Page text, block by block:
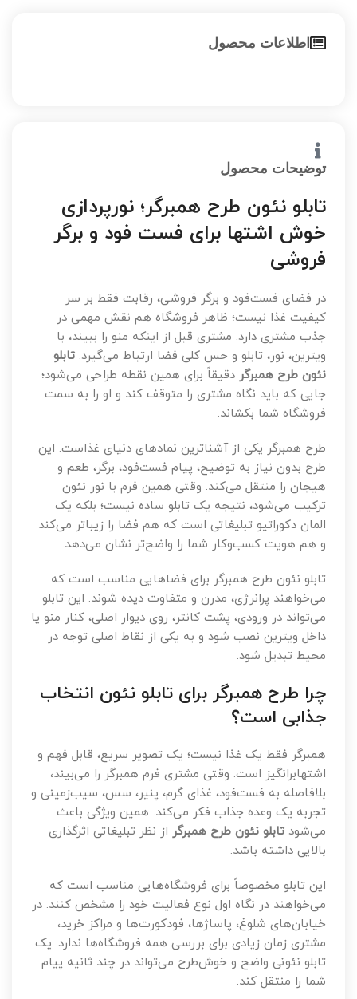
اطلاعات محصول
توضیحات محصول
تابلو نئون طرح همبرگر؛ نورپردازی
خوش اشتها برای فست فود و برگر
فروشی
در فضای فست‌فود و برگر فروشی، رقابت فقط بر سر
کیفیت غذا نیست؛ ظاهر فروشگاه هم نقش مهمی در
جذب مشتری دارد. مشتری قبل از اینکه منو را ببیند، با
ویترین، نور، تابلو و حس کلی فضا ارتباط می‌گیرد. تابلو
نئون طرح همبرگر دقیقاً برای همین نقطه طراحی می‌شود؛
جایی که باید نگاه مشتری را متوقف کند و او را به سمت
فروشگاه شما بکشاند.
طرح همبرگر یکی از آشناترین نمادهای دنیای غذاست. این
طرح بدون نیاز به توضیح، پیام فست‌فود، برگر، طعم و
هیجان را منتقل می‌کند. وقتی همین فرم با نور نئون
ترکیب می‌شود، نتیجه یک تابلو ساده نیست؛ بلکه یک
المان دکوراتیو تبلیغاتی است که هم فضا را زیباتر می‌کند
و هم هویت کسب‌وکار شما را واضح‌تر نشان می‌دهد.
تابلو نئون طرح همبرگر برای فضاهایی مناسب است که
می‌خواهند پرانرژی، مدرن و متفاوت دیده شوند. این تابلو
می‌تواند در ورودی، پشت کانتر، روی دیوار اصلی، کنار منو یا
داخل ویترین نصب شود و به یکی از نقاط اصلی توجه در
محیط تبدیل شود.
چرا طرح همبرگر برای تابلو نئون انتخاب
جذابی است؟
همبرگر فقط یک غذا نیست؛ یک تصویر سریع، قابل فهم و
اشتهابرانگیز است. وقتی مشتری فرم همبرگر را می‌بیند،
بلافاصله به فست‌فود، غذای گرم، پنیر، سس، سیب‌زمینی و
تجربه یک وعده جذاب فکر می‌کند. همین ویژگی باعث
می‌شود تابلو نئون طرح همبرگر از نظر تبلیغاتی اثرگذاری
بالایی داشته باشد.
این تابلو مخصوصاً برای فروشگاه‌هایی مناسب است که
می‌خواهند در نگاه اول نوع فعالیت خود را مشخص کنند. در
خیابان‌های شلوغ، پاساژها، فودکورت‌ها و مراکز خرید،
مشتری زمان زیادی برای بررسی همه فروشگاه‌ها ندارد. یک
تابلو نئونی واضح و خوش‌طرح می‌تواند در چند ثانیه پیام
شما را منتقل کند.